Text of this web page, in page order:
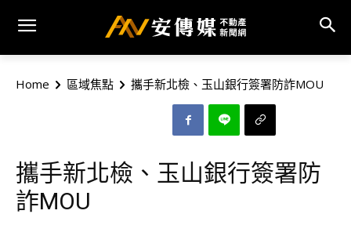
Home 區域焦點 攜手新北檢、玉山銀行簽署防詐MOU
攜手新北檢、玉山銀行簽署防
詐MOU